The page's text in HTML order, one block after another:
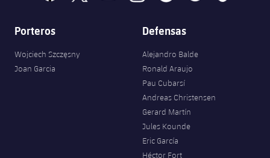
Porteros
Wojciech Szczęsny
Joan Garcia
Defensas
Alejandro Balde
Ronald Araujo
Pau Cubarsí
Andreas Christensen
Gerard Martín
Jules Kounde
Eric García
Héctor Fort